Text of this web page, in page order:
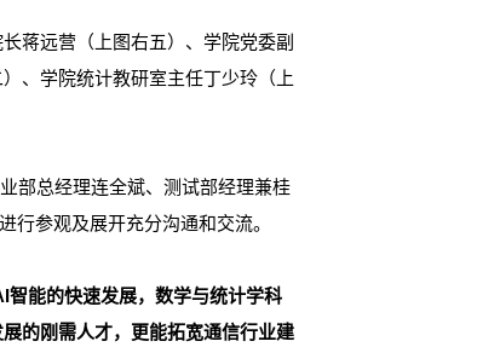
蒋远营（上图右五）、学院党委副
、学院统计教研室主任丁少玲（上
部总经理连全斌、测试部经理兼桂
行参观及展开充分沟通和交流。
智能的快速发展，数学与统计学科
的刚需人才，更能拓宽通信行业建